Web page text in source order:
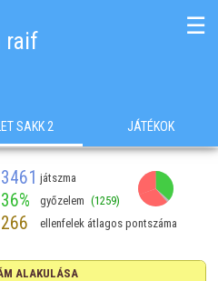
raif
☰
SAKK 2 JÁTÉKOK
3461 játszma
36% győzelem (1259)
266 ellenfelek átlagos pontszáma
ALAKULÁSA